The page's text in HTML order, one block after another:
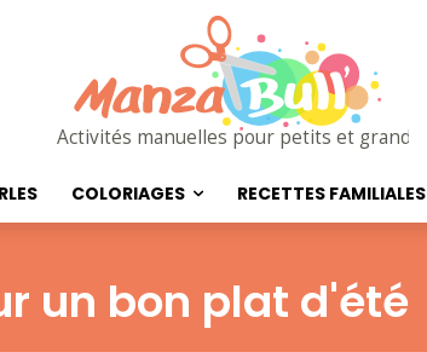
Activités manuelles pour petits et grands
COLORIAGES RECETTES FAMILIALES
un bon plat d'été